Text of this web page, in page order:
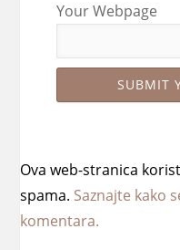
Your Webpage
Ova web-stranica
spama. Saznajte kako
komentara.